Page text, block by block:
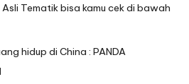
Tematik bisa kamu cek di bawah
hidup di China : PANDA